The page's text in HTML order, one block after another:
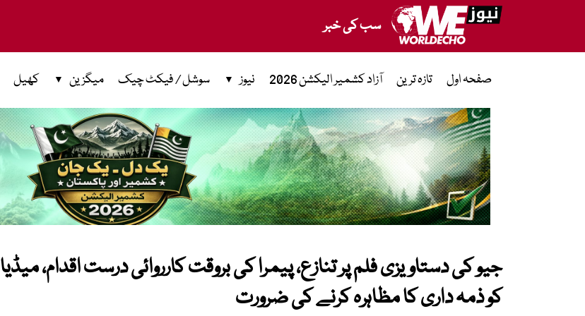
سب کی خبر
صفحہ اول تازہ ترین آزاد کشمیر الیکشن 2026 نیوز سوشل / فیکٹ چیک میگزین کھیل
جیو کی دستاویزی فلم پر تنازع، پیمرا کی بروقت کارروائی درست اقدام، میڈیا
کو ذمہ داری کا مظاہرہ کرنے کی ضرورت